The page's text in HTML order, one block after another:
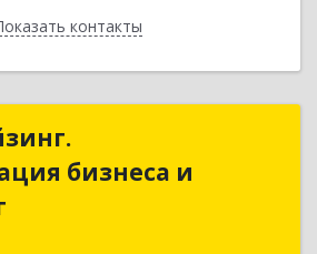
контакты
бизнеса и
1С:Франчайзинг.
бизнеса и